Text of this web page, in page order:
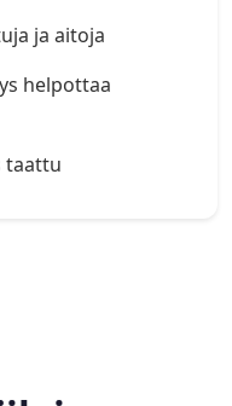
ja aitoja
helpottaa
taattu